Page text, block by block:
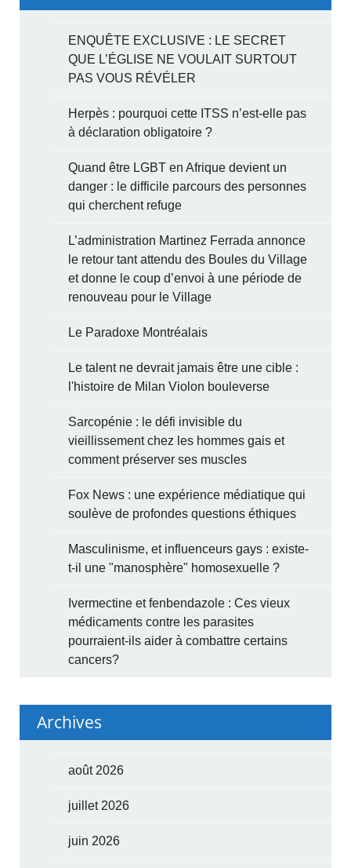
ENQUÊTE EXCLUSIVE : LE SECRET
QUE L’ÉGLISE NE VOULAIT SURTOUT
PAS VOUS RÉVÉLER
Herpès : pourquoi cette ITSS n’est-elle pas
à déclaration obligatoire ?
Quand être LGBT en Afrique devient un
danger : le difficile parcours des personnes
qui cherchent refuge
L’administration Martinez Ferrada annonce
le retour tant attendu des Boules du Village
et donne le coup d’envoi à une période de
renouveau pour le Village
Le Paradoxe Montréalais
Le talent ne devrait jamais être une cible :
l'histoire de Milan Violon bouleverse
Sarcopénie : le défi invisible du
vieillissement chez les hommes gais et
comment préserver ses muscles
Fox News : une expérience médiatique qui
soulève de profondes questions éthiques
Masculinisme, et influenceurs gays : existe-
t-il une "manosphère" homosexuelle ?
Ivermectine et fenbendazole : Ces vieux
médicaments contre les parasites
pourraient-ils aider à combattre certains
cancers?
Archives
août 2026
juillet 2026
juin 2026